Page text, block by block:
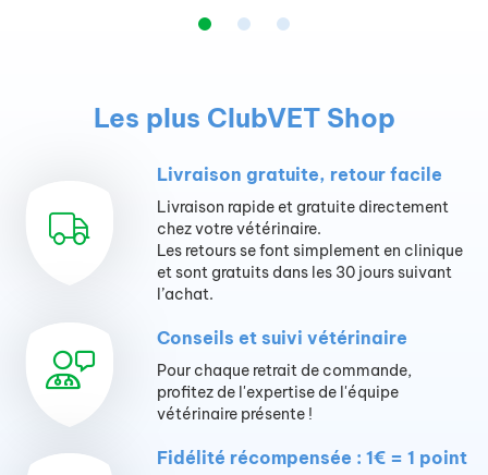
Les plus ClubVET Shop
Livraison gratuite, retour facile
Livraison rapide et gratuite directement
chez votre vétérinaire.
Les retours se font simplement en clinique
et sont gratuits dans les 30 jours suivant
l’achat.
Conseils et suivi vétérinaire
Pour chaque retrait de commande,
profitez de l'expertise de l'équipe
vétérinaire présente !
Fidélité récompensée : 1€ = 1 point